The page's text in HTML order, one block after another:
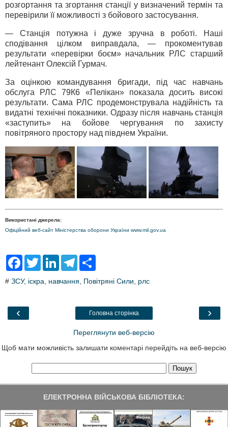
розгортання та згортання станції у визначений термін та
перевірили її можливості з бойового застосування.
— Станція потужна і дуже зручна в роботі. Наші
сподівання цілком виправдала, — прокоментував
результати «перевірки боєм» начальник РЛС старший
лейтенант Олексій Гурмач.
За оцінкою командування бригади, під час навчань
обслуга РЛС 79К6 «Пелікан» показала досить високі
результати. Сама РЛС продемонструвала надійність та
видатні технічні показники. Одразу після навчань станція
«заступить» на бойове чергування по захисту
повітряного простору над півднем України.
Використані джерела:
Офіційний веб-сайт Міністерства оборони України www.mil.gov.ua
F
e
o
T
t
L
k
T
e
a
r
# ЗСУ, іскра навчання Повітряні Сили рлс
‹ ›
Головна сторінка
Переглянути веб-версію
Щоб мати можливість залишати коментарі перейдіть на веб-версію
ЕЛЕКТРОННА ВІЙСЬКОВА БІБЛІОТЕКА: